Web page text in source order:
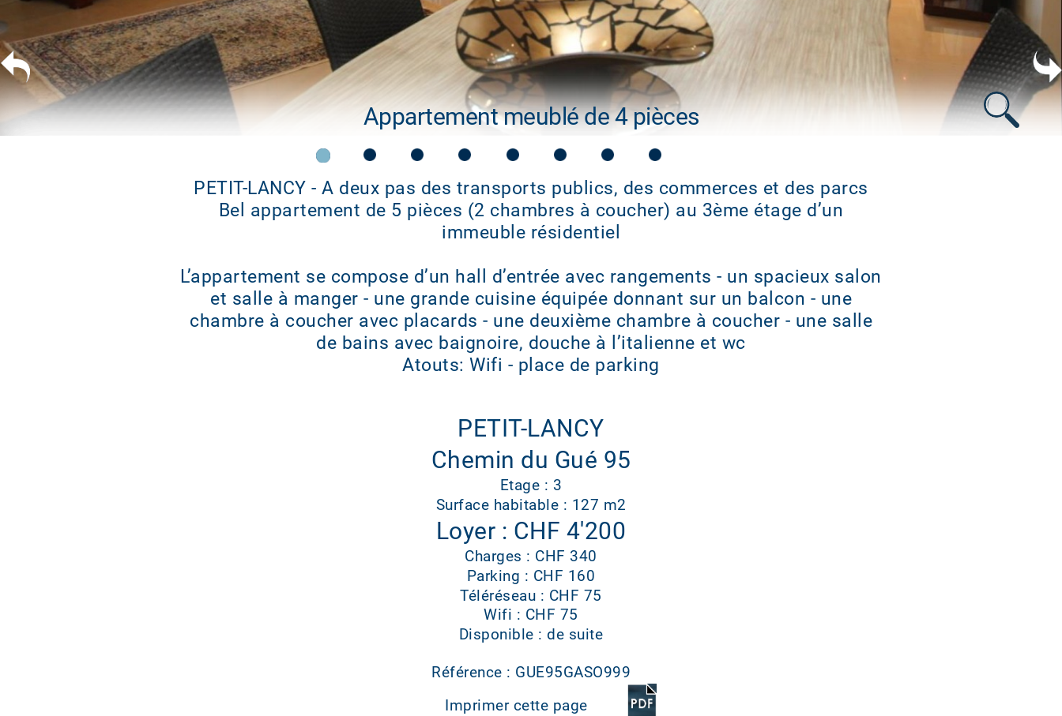
Appartement meublé de 4 pièces
PETIT-LANCY - A deux pas des transports publics, des commerces et des parcs
Bel appartement de 5 pièces (2 chambres à coucher) au 3ème étage d’un
immeuble résidentiel
L’appartement se compose d’un hall d’entrée avec rangements - un spacieux salon
et salle à manger - une grande cuisine équipée donnant sur un balcon - une
chambre à coucher avec placards - une deuxième chambre à coucher - une salle
de bains avec baignoire, douche à l’italienne et wc
Atouts: Wifi - place de parking
PETIT-LANCY
Chemin du Gué 95
Etage : 3
Surface habitable : 127 m2
Loyer : CHF 4'200
Charges : CHF 340
Parking : CHF 160
Téléréseau : CHF 75
Wifi : CHF 75
Disponible : de suite
Référence : GUE95GASO999
Imprimer cette page